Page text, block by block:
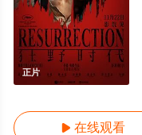
正片
 在线观看